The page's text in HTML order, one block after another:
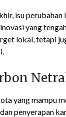
isu
yang
lokal, tetapi
yang mampu
penyerapan